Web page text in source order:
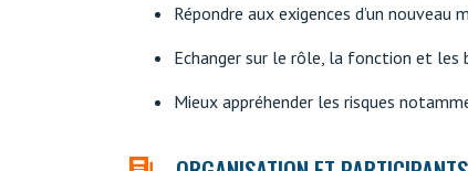
Répondre aux exigences d’un nouveau
Echanger sur le rôle, la fonction et les
Mieux appréhender les risques